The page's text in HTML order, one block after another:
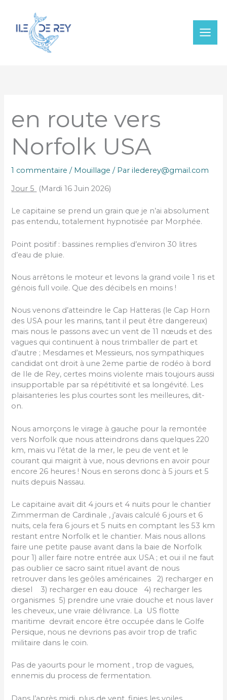
contenu
en route vers
Norfolk USA
1 commentaire / Mouillage / Parilederey@gmail.com
Jour 5
(Mardi 16 Juin 2026)
Le capitaine se prend un grain que je n’ai absolument
pas entendu, totalement hypnotisée par Morphée.
Point positif : bassines remplies d’environ 30 litres
d’eau de pluie.
Nous arrêtons le moteur et levons la grand voile 1 ris et
génois full voile. Que des décibels en moins !
Nous venons d’atteindre le Cap Hatteras (le Cap Horn
des USA pour les marins, tant il peut être dangereux)
mais nous le passons avec un vent de 11 nœuds et des
vagues qui continuent à nous trimballer de part et
d’autre ; Mesdames et Messieurs, nos sympathiques
candidat ont droit à une 2eme partie de rodéo à bord
de Ile de Rey, certes moins violente mais toujours aussi
insupportable par sa répétitivité et sa longévité. Les
plaisanteries les plus courtes sont les meilleures, dit-
on.
Nous amorçons le virage à gauche pour la remontée
vers Norfolk que nous atteindrons dans quelques 220
km, mais vu l’état de la mer, le peu de vent et le
courant qui maigrit à vue, nous devrions en avoir pour
encore 26 heures ! Nous en serons donc à 5 jours et 5
nuits depuis Nassau.
Le capitaine avait dit 4 jours et 4 nuits pour le chantier
Zimmerman de Cardinale , j’avais calculé 6 jours et 6
nuits, cela fera 6 jours et 5 nuits en comptant les 53 km
restant entre Norfolk et le chantier. Mais nous allons
faire une petite pause avant dans la baie de Norfolk
pour 1) aller faire notre entrée aux USA ; et oui il ne faut
pas oublier ce sacro saint rituel avant de nous
retrouver dans les geôles américaines 2) recharger en
diesel 3) recharger en eau douce 4) recharger les
organismes 5) prendre une vraie douche et nous laver
les cheveux, une vraie délivrance. La US flotte
maritime devrait encore être occupée dans le Golfe
Persique, nous ne devrions pas avoir trop de trafic
militaire dans le coin.
Pas de yaourts pour le moment , trop de vagues,
ennemis du process de fermentation.